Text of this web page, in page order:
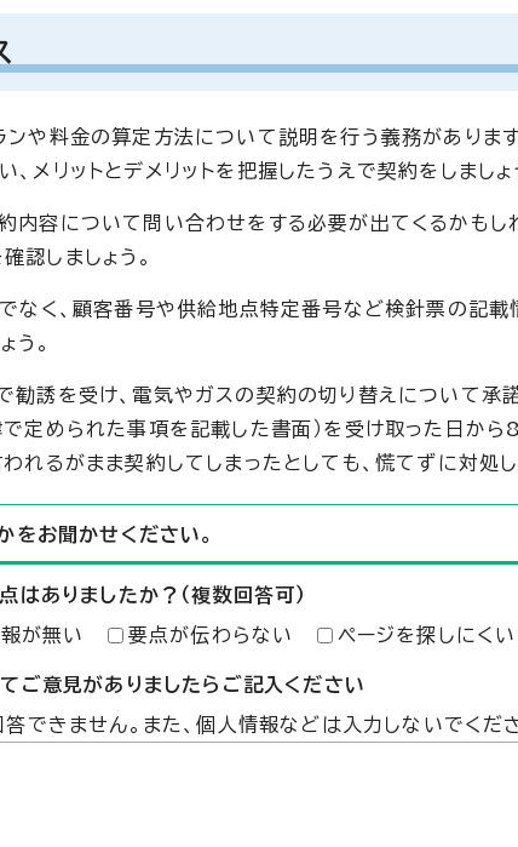
ンや料金の算定方法について説明を行う義務がありま
メリットとデメリットを把握したうえで契約をしましょ
内容について問い合わせをする必要が出てくるかもし
認しましょう。
でなく、顧客番号や供給地点特定番号など検針票の記
う。
勧誘を受け、電気やガスの契約の切り替えについて承
で定められた事項を記載した書面）を受け取った日から
れるがまま契約してしまったとしても、慌てずに対処し
をお聞かせください。
はありましたか？（複数回答可）
が無い 要点が伝わらない ページを探しにくい
ご意見がありましたらご記入ください
できません。また、個人情報などは入力しないでくださ